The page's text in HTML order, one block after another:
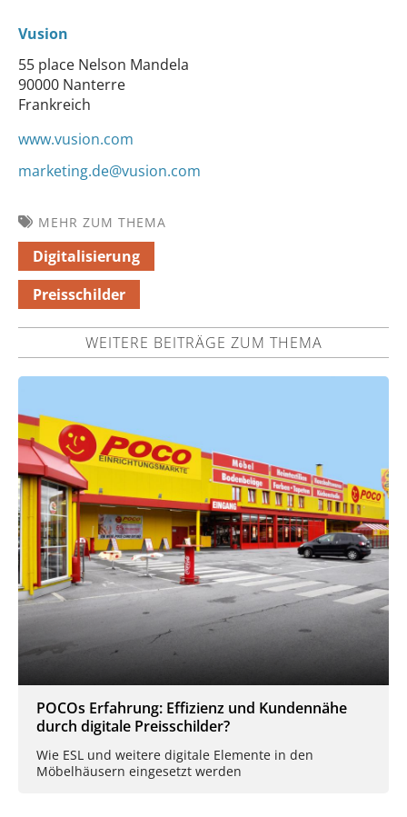
Vusion
55 place Nelson Mandela
90000 Nanterre
Frankreich
www.vusion.com
marketing.de@vusion.com
MEHR ZUM THEMA
Digitalisierung
Preisschilder
WEITERE BEITRÄGE ZUM THEMA
POCOs Erfahrung: Effizienz und Kundennähe
durch digitale Preisschilder?
Wie ESL und weitere digitale Elemente in den
Möbelhäusern eingesetzt werden